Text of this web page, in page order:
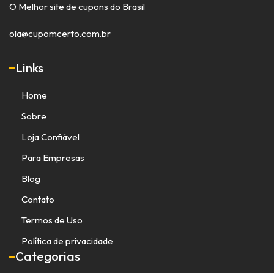
O Melhor site de cupons do Brasil
ola@cupomcerto.com.br
Links
Home
Sobre
Loja Confiável
Para Empresas
Blog
Contato
Termos de Uso
Política de privacidade
Categorias